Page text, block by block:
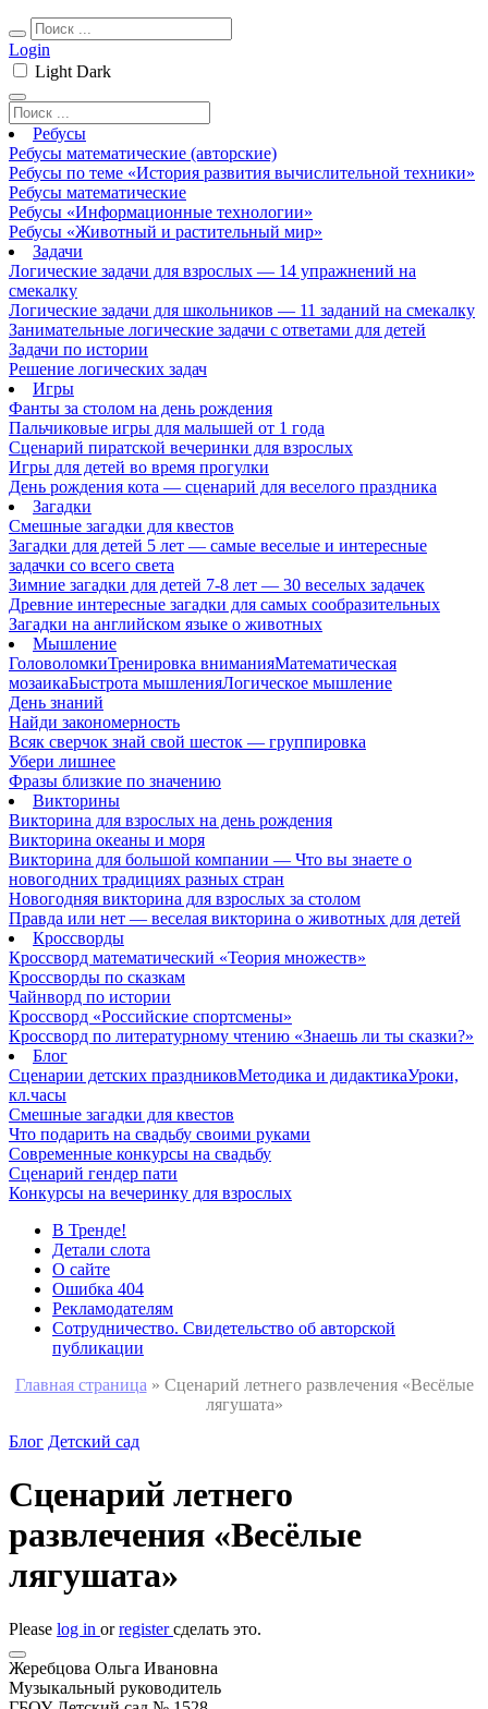
Login
Light Dark
Ребусы
Ребусы математические (авторские)
Ребусы по теме «История развития вычислительной техники»
Ребусы математические
Ребусы «Информационные технологии»
Ребусы «Животный и растительный мир»
Задачи
Логические задачи для взрослых — 14 упражнений на
смекалку
Логические задачи для школьников — 11 заданий на смекалку
Занимательные логические задачи с ответами для детей
Задачи по истории
Решение логических задач
Игры
Фанты за столом на день рождения
Пальчиковые игры для малышей от 1 года
Сценарий пиратской вечеринки для взрослых
Игры для детей во время прогулки
День рождения кота — сценарий для веселого праздника
Загадки
Смешные загадки для квестов
Загадки для детей 5 лет — самые веселые и интересные
задачки со всего света
Зимние загадки для детей 7-8 лет — 30 веселых задачек
Древние интересные загадки для самых сообразительных
Загадки на английском языке о животных
Мышление
ГоловоломкиТренировка вниманияМатематическая
мозаикаБыстрота мышленияЛогическое мышление
День знаний
Найди закономерность
Всяк сверчок знай свой шесток — группировка
Убери лишнее
Фразы близкие по значению
Викторины
Викторина для взрослых на день рождения
Викторина океаны и моря
Викторина для большой компании — Что вы знаете о
новогодних традициях разных стран
Новогодняя викторина для взрослых за столом
Правда или нет — веселая викторина о животных для детей
Кроссворды
Кроссворд математический «Теория множеств»
Кроссворды по сказкам
Чайнворд по истории
Кроссворд «Российские спортсмены»
Кроссворд по литературному чтению «Знаешь ли ты сказки?»
Блог
Сценарии детских праздниковМетодика и дидактикаУроки,
кл.часы
Смешные загадки для квестов
Что подарить на свадьбу своими руками
Современные конкурсы на свадьбу
Сценарий гендер пати
Конкурсы на вечеринку для взрослых
В Тренде!
Детали слота
О сайте
Ошибка 404
Рекламодателям
Сотрудничество. Свидетельство об авторской
публикации
Главная страница » Сценарий летнего развлечения «Весёлые
лягушата»
Блог Детский сад
Сценарий летнего
развлечения «Весёлые
лягушата»
Please log in orregisterсделать это.
Жеребцова Ольга Ивановна
Музыкальный руководитель